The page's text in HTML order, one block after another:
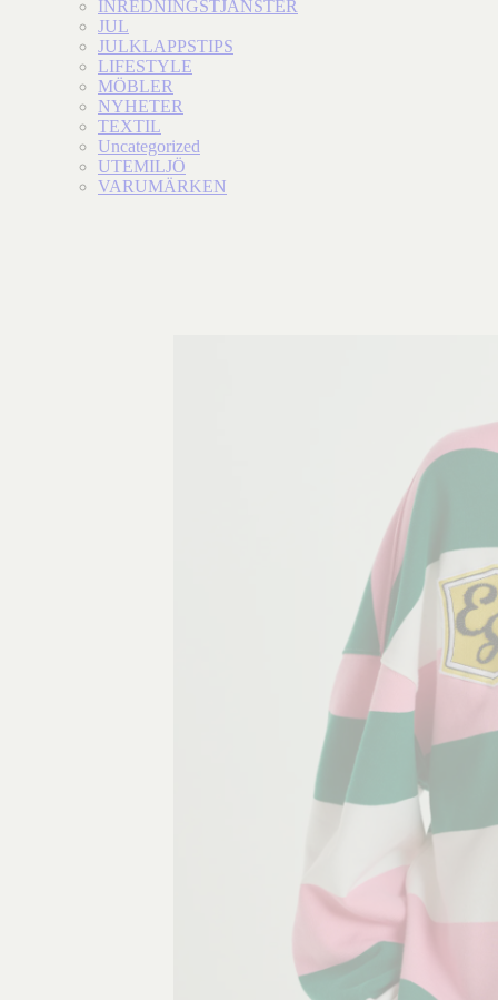
INREDNINGSTJÄNSTER
JUL
JULKLAPPSTIPS
LIFESTYLE
MÖBLER
NYHETER
TEXTIL
Uncategorized
UTEMILJÖ
VARUMÄRKEN